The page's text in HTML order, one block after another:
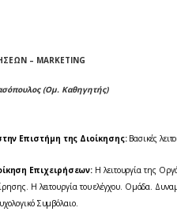
– MARKETING
(Ομ. Καθηγητής)
Επιστήμη της Διοίκησης: Βασικές
Επιχειρήσεων: Η λειτουργία της
Η λειτουργία του ελέγχου. Ομάδα.
Συμβόλαιο.